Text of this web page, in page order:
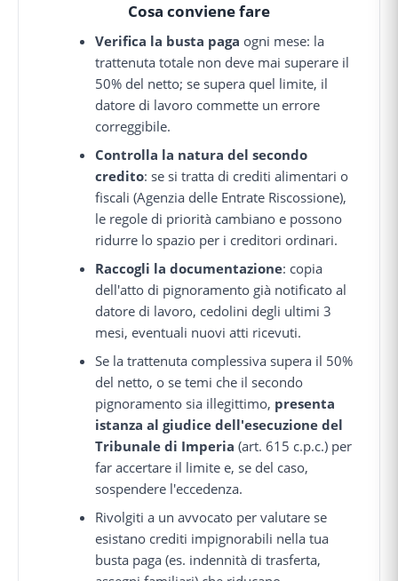
Cosa conviene fare
Verifica la busta paga ogni mese: la
trattenuta totale non deve mai superare il
50% del netto; se supera quel limite, il
datore di lavoro commette un errore
correggibile.
Controlla la natura del secondo
credito: se si tratta di crediti alimentari o
fiscali (Agenzia delle Entrate Riscossione),
le regole di priorità cambiano e possono
ridurre lo spazio per i creditori ordinari.
Raccogli la documentazione: copia
dell'atto di pignoramento già notificato al
datore di lavoro, cedolini degli ultimi 3
mesi, eventuali nuovi atti ricevuti.
Se la trattenuta complessiva supera il 50%
del netto, o se temi che il secondo
pignoramento sia illegittimo, presenta
istanza al giudice dell'esecuzione del
Tribunale di Imperia (art. 615 c.p.c.) per
far accertare il limite e, se del caso,
sospendere l'eccedenza.
Rivolgiti a un avvocato per valutare se
esistano crediti impignorabili nella tua
busta paga (es. indennità di trasferta,